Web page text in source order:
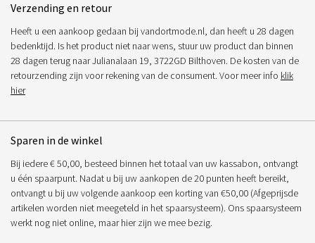
Verzending en retour
Heeft u een aankoop gedaan bij vandortmode.nl, dan heeft u 28 dagen
bedenktijd. Is het product niet naar wens, stuur uw product dan binnen
28 dagen terug naar Julianalaan 19, 3722GD Bilthoven. De kosten van de
retourzending zijn voor rekening van de consument. Voor meer info klik
hier
Sparen in de winkel
Bij iedere € 50,00, besteed binnen het totaal van uw kassabon, ontvangt
u één spaarpunt. Nadat u bij uw aankopen de 20 punten heeft bereikt,
ontvangt u bij uw volgende aankoop een korting van €50,00 (Afgeprijsde
artikelen worden niet meegeteld in het spaarsysteem). Ons spaarsysteem
werkt nog niet online, maar hier zijn we mee bezig.